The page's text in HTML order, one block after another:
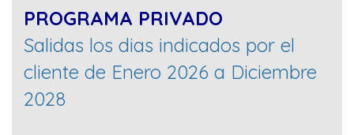
PROGRAMA PRIVADO
Salidas los dias indicados por el
cliente de Enero 2026 a Diciembre
2028